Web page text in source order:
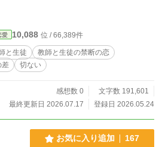
ありません
愛 10,088 位 / 66,389件
と生徒
教師と生徒の禁断の恋
差 切ない
感想数 0
文字数 191,601
最終更新日 2026.07.17
登録日 2026.05.24
お気に入り追加 167